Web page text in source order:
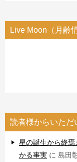
Live Moon（月齢
読者様からいただ
星の誕生から終
かる事実 に 島田